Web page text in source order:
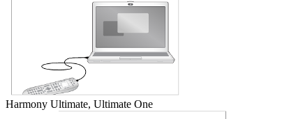
Harmony Ultimate, Ultimate One